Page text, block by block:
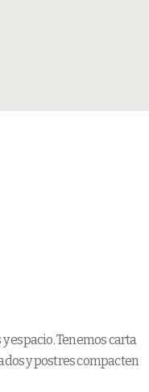
espacio. Tenemos carta
y postres compacten